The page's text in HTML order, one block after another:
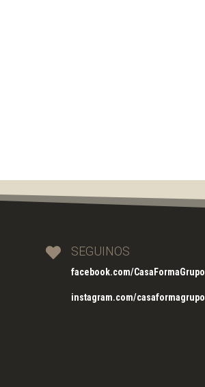
 SEGUINOS
facebook.com/CasaFormaGrupo
instagram.com/casaformagrupo